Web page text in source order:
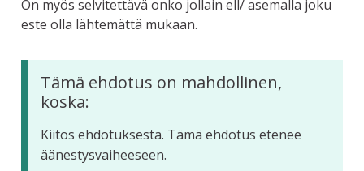
On myös selvitettävä onko jollain ell/ asemalla joku
este olla lähtemättä mukaan.
Tämä ehdotus on mahdollinen,
koska:
Kiitos ehdotuksesta. Tämä ehdotus etenee
äänestysvaiheeseen.